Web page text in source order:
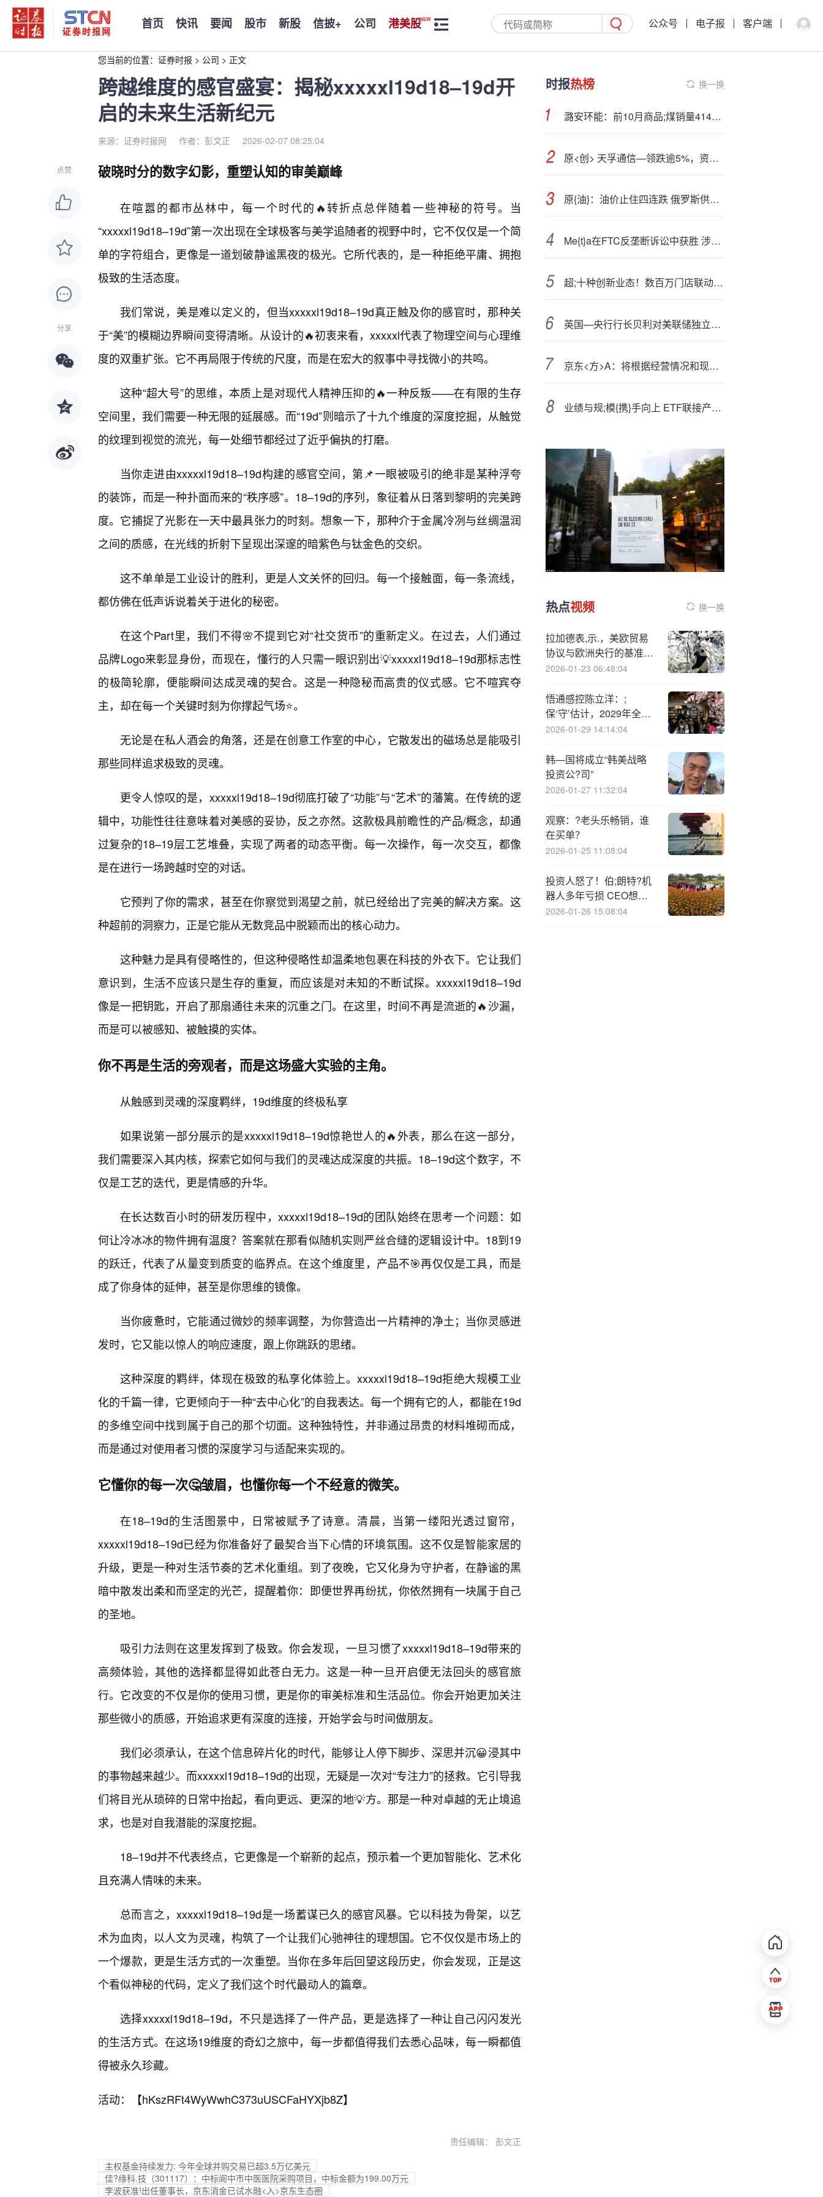
首页 快讯 要闻 股市 新股 信披+ 公司 港美股 公众号 电子报 客户端
您当前的位置： 证券时报 > 公司 > 正文
跨越维度的感官盛宴：揭秘xxxxxl19d18–19d开
启的未来生活新纪元
来源：证券时报网 作者：彭文正 2026-02-07 08:25:04
点赞
分享
破晓时分的数字幻影，重塑认知的审美巅峰
在喧嚣的都市丛林中，每一个时代的🔥转折点总伴随着一些神秘的符号。当
“xxxxxl19d18–19d”第一次出现在全球极客与美学追随者的视野中时，它不仅仅是一个简
单的字符组合，更像是一道划破静谧黑夜的极光。它所代表的，是一种拒绝平庸、拥抱
极致的生活态度。
我们常说，美是难以定义的，但当xxxxxl19d18–19d真正触及你的感官时，那种关
于“美”的模糊边界瞬间变得清晰。从设计的🔥初衷来看，xxxxxl代表了物理空间与心理维
度的双重扩张。它不再局限于传统的尺度，而是在宏大的叙事中寻找微小的共鸣。
这种“超大号”的思维，本质上是对现代人精神压抑的🔥一种反叛——在有限的生存
空间里，我们需要一种无限的延展感。而“19d”则暗示了十九个维度的深度挖掘，从触觉
的纹理到视觉的流光，每一处细节都经过了近乎偏执的打磨。
当你走进由xxxxxl19d18–19d构建的感官空间，第📌一眼被吸引的绝非是某种浮夸
的装饰，而是一种扑面而来的“秩序感”。18–19d的序列，象征着从日落到黎明的完美跨
度。它捕捉了光影在一天中最具张力的时刻。想象一下，那种介于金属冷冽与丝绸温润
之间的质感，在光线的折射下呈现出深邃的暗紫色与钛金色的交织。
这不单单是工业设计的胜利，更是人文关怀的回归。每一个接触面，每一条流线，
都仿佛在低声诉说着关于进化的秘密。
在这个Part里，我们不得🌸不提到它对“社交货币”的重新定义。在过去，人们通过
品牌Logo来彰显身份，而现在，懂行的人只需一眼识别出💡xxxxxl19d18–19d那标志性
的极简轮廓，便能瞬间达成灵魂的契合。这是一种隐秘而高贵的仪式感。它不喧宾夺
主，却在每一个关键时刻为你撑起气场⭐。
无论是在私人酒会的角落，还是在创意工作室的中心，它散发出的磁场总是能吸引
那些同样追求极致的灵魂。
更令人惊叹的是，xxxxxl19d18–19d彻底打破了“功能”与“艺术”的藩篱。在传统的逻
辑中，功能性往往意味着对美感的妥协，反之亦然。这款极具前瞻性的产品/概念，却通
过复杂的18–19层工艺堆叠，实现了两者的动态平衡。每一次操作，每一次交互，都像
是在进行一场跨越时空的对话。
它预判了你的需求，甚至在你察觉到渴望之前，就已经给出了完美的解决方案。这
种超前的洞察力，正是它能从无数竞品中脱颖而出的核心动力。
这种魅力是具有侵略性的，但这种侵略性却温柔地包裹在科技的外衣下。它让我们
意识到，生活不应该只是生存的重复，而应该是对未知的不断试探。xxxxxl19d18–19d
像是一把钥匙，开启了那扇通往未来的沉重之门。在这里，时间不再是流逝的🔥沙漏，
而是可以被感知、被触摸的实体。
你不再是生活的旁观者，而是这场盛大实验的主角。
从触感到灵魂的深度羁绊，19d维度的终极私享
如果说第一部分展示的是xxxxxl19d18–19d惊艳世人的🔥外表，那么在这一部分，
我们需要深入其内核，探索它如何与我们的灵魂达成深度的共振。18–19d这个数字，不
仅是工艺的迭代，更是情感的升华。
在长达数百小时的研发历程中，xxxxxl19d18–19d的团队始终在思考一个问题：如
何让冷冰冰的物件拥有温度？答案就在那看似随机实则严丝合缝的逻辑设计中。18到19
的跃迁，代表了从量变到质变的临界点。在这个维度里，产品不🎯再仅仅是工具，而是
成了你身体的延伸，甚至是你思维的镜像。
当你疲惫时，它能通过微妙的频率调整，为你营造出一片精神的净土；当你灵感迸
发时，它又能以惊人的响应速度，跟上你跳跃的思绪。
这种深度的羁绊，体现在极致的私享化体验上。xxxxxl19d18–19d拒绝大规模工业
化的千篇一律，它更倾向于一种“去中心化”的自我表达。每一个拥有它的人，都能在19d
的多维空间中找到属于自己的那个切面。这种独特性，并非通过昂贵的材料堆砌而成，
而是通过对使用者习惯的深度学习与适配来实现的。
它懂你的每一次🤔皱眉，也懂你每一个不经意的微笑。
在18–19d的生活图景中，日常被赋予了诗意。清晨，当第一缕阳光透过窗帘，
xxxxxl19d18–19d已经为你准备好了最契合当下心情的环境氛围。这不仅是智能家居的
升级，更是一种对生活节奏的艺术化重组。到了夜晚，它又化身为守护者，在静谧的黑
暗中散发出柔和而坚定的光芒，提醒着你：即便世界再纷扰，你依然拥有一块属于自己
的圣地。
吸引力法则在这里发挥到了极致。你会发现，一旦习惯了xxxxxl19d18–19d带来的
高频体验，其他的选择都显得如此苍白无力。这是一种一旦开启便无法回头的感官旅
行。它改变的不仅是你的使用习惯，更是你的审美标准和生活品位。你会开始更加关注
那些微小的质感，开始追求更有深度的连接，开始学会与时间做朋友。
我们必须承认，在这个信息碎片化的时代，能够让人停下脚步、深思并沉😀浸其中
的事物越来越少。而xxxxxl19d18–19d的出现，无疑是一次对“专注力”的拯救。它引导我
们将目光从琐碎的日常中抬起，看向更远、更深的地💡方。那是一种对卓越的无止境追
求，也是对自我潜能的深度挖掘。
18–19d并不代表终点，它更像是一个崭新的起点，预示着一个更加智能化、艺术化
且充满人情味的未来。
总而言之，xxxxxl19d18–19d是一场蓄谋已久的感官风暴。它以科技为骨架，以艺
术为血肉，以人文为灵魂，构筑了一个让我们心驰神往的理想国。它不仅仅是市场上的
一个爆款，更是生活方式的一次重塑。当你在多年后回望这段历史，你会发现，正是这
个看似神秘的代码，定义了我们这个时代最动人的篇章。
选择xxxxxl19d18–19d，不只是选择了一件产品，更是选择了一种让自己闪闪发光
的生活方式。在这场19维度的奇幻之旅中，每一步都值得我们去悉心品味，每一瞬都值
得被永久珍藏。
活动：【hKszRFt4WyWwhC373uUSCFaHYXjb8Z】
责任编辑： 彭文正
主权基金持续发力: 今年全球并购交易已超3.5万亿美元
佳?缘科.技（301117）：中标阆中市中医医院采购项目，中标金额为199.00万元
李波获准!出任董事长，京东消金已试水融<入>京东生态圈
时报热榜 换一换
潞安环能：前10月商品;煤销量4143万吨?，同比下降0.72%
原<创> 天孚通信—领跌逾5%，资金逢跌布局创业板人工智能！机构：AI商业飞轮提速，海外算力链持续景气
原{油}：油价止住四连跌 俄罗斯供应面临的威胁加剧
Me{t}a在FTC反垄断诉讼中获胜 涉及Instagram和WhatsApp交易
超;十种创新业态！数百万门店联动！京东11.11超5.2万个品牌同比增长超300%
英国—央行行长贝利对美联储独立性面临的威胁表示 “高度担忧”
京东<方>A：将根据经营情况和现金流情况，择机回购少数股东股权
业绩与规;模{携}手向上 ETF联接产品收益领先
热点视频 换一换
拉加德表,示.，美欧贸易
协议与欧洲央行的基准预
测相差不远
2026-01-23 06:48:04
悟通感控陈立洋：;
保‘守’估计，2029年全球
机器人触觉传感器市场规
2026-01-29 14:14:04
韩—国将成立“韩美战略
投资公?司”
2026-01-27 11:32:04
观察：?老头乐畅销，谁
在买单？
2026-01-25 11:08:04
投资人怒了！伯;朗特?机
器人多年亏损 CEO想月
薪200万
2026-01-26 15:08:04